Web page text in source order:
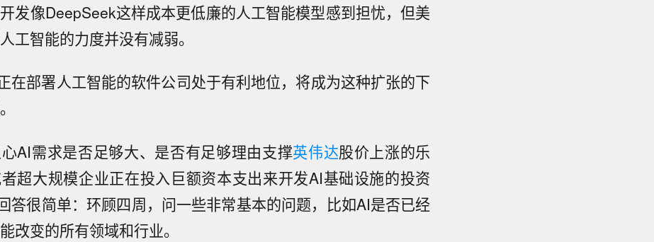
发像DeepSeek这样成本更低廉的人工智能模型感到担忧，但美
工智能的力度并没有减弱。
在部署人工智能的软件公司处于有利地位，将成为这种扩张的下
AI需求是否足够大、是否有足够理由支撑英伟达股价上涨的乐
超大规模企业正在投入巨额资本支出来开发AI基础设施的投资
答很简单：环顾四周，问一些非常基本的问题，比如AI是否已经
改变的所有领域和行业。